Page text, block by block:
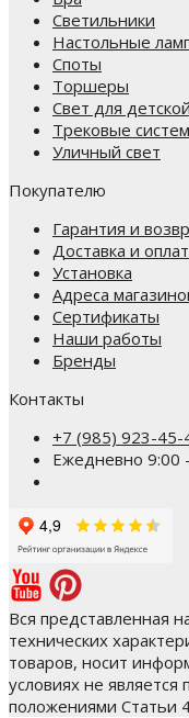
Светильники
Настольные
Споты
Торшеры
Свет для детской
Трековые
Уличный свет
Покупателю
Гарантия и
Доставка и
Установка
Адреса
Сертификаты
Наши работы
Бренды
Контакты
+7 (985) 923-45-
Ежедневно 9:00
Вся представленная
технических
товаров, носит
условиях не
положениями Статьи